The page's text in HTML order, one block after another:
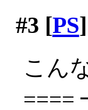
#3 [PS
こん